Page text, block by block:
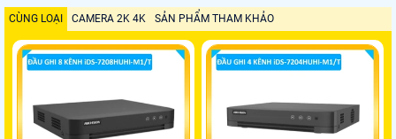
CÙNG LOẠI CAMERA 2K 4K SẢN PHẨM THAM KHẢO